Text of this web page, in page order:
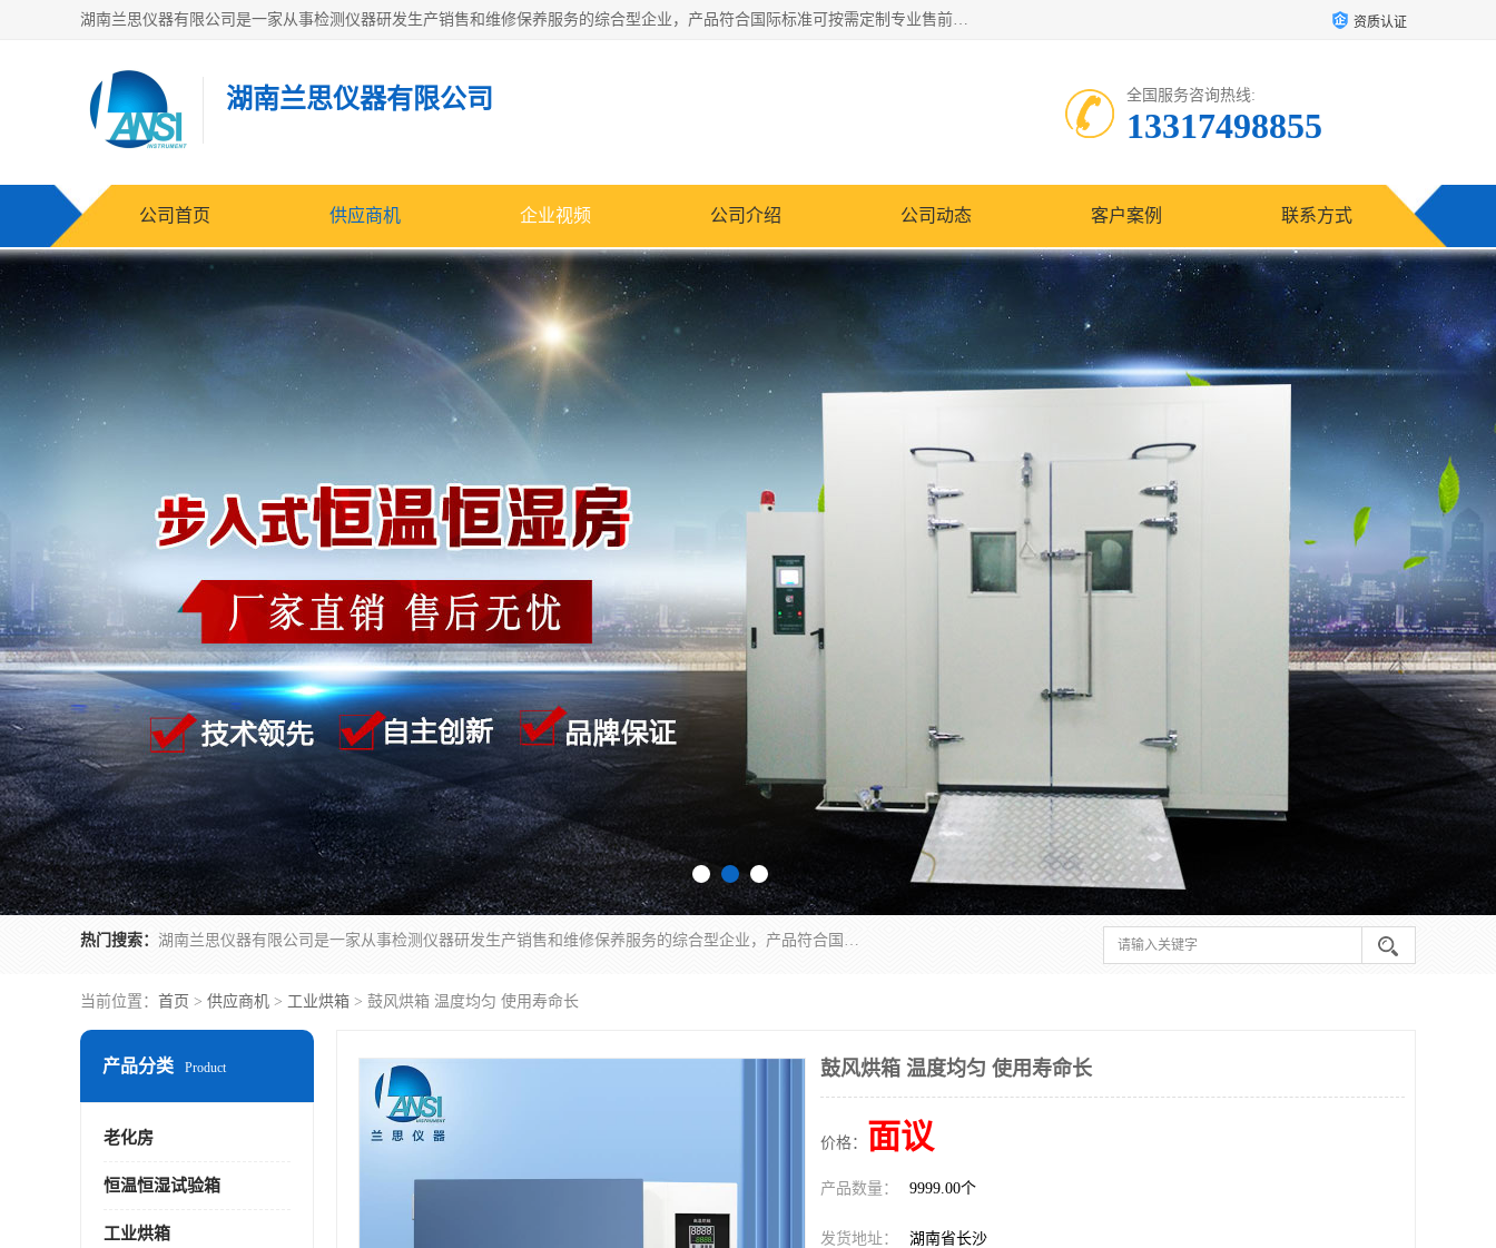
湖南兰思仪器有限公司是一家从事检测仪器研发生产销售和维修保养服务的综合型企业，产品符合国际标准可按需定制专业售前售后工程师，主要有门窗性能体验箱、门窗隔音展示箱、恒温恒湿试验箱、步入式恒温恒湿房、高低温试验箱、老化试验箱、老化试验房、恒温恒湿培养箱、水泥标准养护试验箱、电热鼓风干燥试验箱、真空干燥箱、工业烤箱、盐雾腐蚀试验箱等。 资质认证
湖南兰思仪器有限公司 全国服务咨询热线:
13317498855
公司首页 供应商机 企业视频 公司介绍 公司动态 客户案例 联系方式
热门搜索： 湖南兰思仪器有限公司是一家从事检测仪器研发生产销售和维修保养服务的综合型企业，产品符合国际标准可按需定制专业售前售后工程师，主要有门窗性能体验箱、门窗隔音展示箱、恒温恒湿试验箱、步入式恒温恒湿房、高低温试验箱、老化试验箱、老化试验房、恒温恒湿培养箱、水泥标准养护试验箱、电热鼓风干燥试验箱、真空干燥箱、工业烤箱、盐雾腐蚀试验箱等。
当前位置： 首页 > 供应商机 > 工业烘箱 > 鼓风烘箱 温度均匀 使用寿命长
产品分类 Product
老化房
恒温恒湿试验箱
工业烘箱
鼓风烘箱 温度均匀 使用寿命长
价格： 面议
产品数量： 9999.00个
发货地址： 湖南省长沙